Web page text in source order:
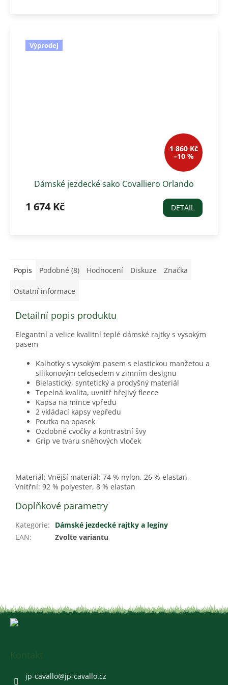
Výprodej
1 860 Kč
–10 %
Dámské jezdecké sako Covalliero Orlando
1 674 Kč DETAIL
Popis Podobné (8) Hodnocení Diskuze Značka
Ostatní informace
Detailní popis produktu
Elegantní a velice kvalitní teplé dámské rajtky s vysokým
pasem
Kalhotky s vysokým pasem s elastickou manžetou a
silikonovým celosedem v zimním designu
Bielastický, syntetický a prodyšný materiál
Tepelná kvalita, uvnitř hřejivý fleece
Kapsa na mince vpředu
2 vkládací kapsy vepředu
Poutka na opasek
Ozdobné cvočky a kontrastní švy
Grip ve tvaru sněhových vloček
Materiál: Vnější materiál: 74 % nylon, 26 % elastan,
Vnitřní: 92 % polyester, 8 % elastan
Doplňkové parametry
Kategorie:
Dámské jezdecké rajtky a legíny
EAN: Zvolte variantu
jp-cavallo@jp-cavallo.cz